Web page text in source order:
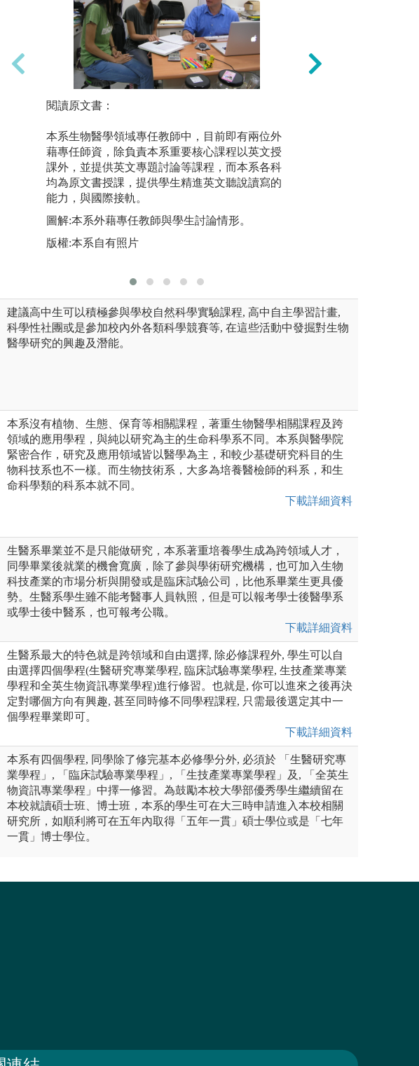
未上傳圖片
實作課程（大二大三專題研究、大四學士論文）
機，培養解決問題、獨立思考、團隊合作與主動
學習等能力。
閱讀原文書：
本系生物醫學領域專任教師中，目前即有兩位外
藉專任師資，除負責本系重要核心課程以英文授
課外，並提供英文專題討論等課程，而本系各科
均為原文書授課，提供學生精進英文聽說讀寫的
能力，與國際接軌。
圖解:本系外藉專任教師與學生討論情形。
版權:本系自有照片
建議高中生可以積極參與學校自然科學實驗課程, 高中自主學習計畫,
科學性社團或是參加校內外各類科學競賽等, 在這些活動中發掘對生物
醫學研究的興趣及潛能。
本系沒有植物、生態、保育等相關課程，著重生物醫學相關課程及跨
領域的應用學程，與純以研究為主的生命科學系不同。本系與醫學院
緊密合作，研究及應用領域皆以醫學為主，和較少基礎研究科目的生
物科技系也不一樣。而生物技術系，大多為培養醫檢師的科系，和生
命科學類的科系本就不同。
下載詳細資料
生醫系畢業並不是只能做研究，本系著重培養學生成為跨領域人才，
同學畢業後就業的機會寬廣，除了參與學術研究機構，也可加入生物
科技產業的市場分析與開發或是臨床試驗公司，比他系畢業生更具優
勢。生醫系學生雖不能考醫事人員執照，但是可以報考學士後醫學系
或學士後中醫系，也可報考公職。
下載詳細資料
生醫系最大的特色就是跨領域和自由選擇, 除必修課程外, 學生可以自
由選擇四個學程(生醫研究專業學程, 臨床試驗專業學程, 生技產業專業
學程和全英生物資訊專業學程)進行修習。也就是, 你可以進來之後再決
定對哪個方向有興趣, 甚至同時修不同學程課程, 只需最後選定其中一
個學程畢業即可。
下載詳細資料
本系有四個學程, 同學除了修完基本必修學分外, 必須於 「生醫研究專
業學程」, 「臨床試驗專業學程」, 「生技產業專業學程」及, 「全英生
物資訊專業學程」中擇一修習。為鼓勵本校大學部優秀學生繼續留在
本校就讀碩士班、博士班，本系的學生可在大三時申請進入本校相關
研究所，如順利將可在五年內取得「五年一貫」碩士學位或是「七年
一貫」博士學位。